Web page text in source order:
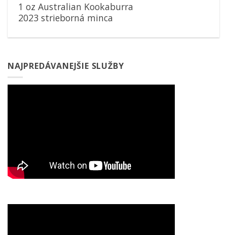
1 oz Australian Kookaburra
2023 strieborná minca
NAJPREDÁVANEJŠIE SLUŽBY